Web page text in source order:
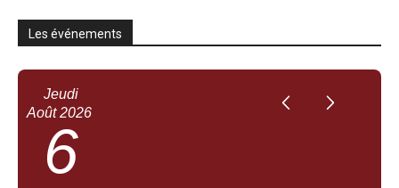
Les événements
Jeudi
Août 2026
6